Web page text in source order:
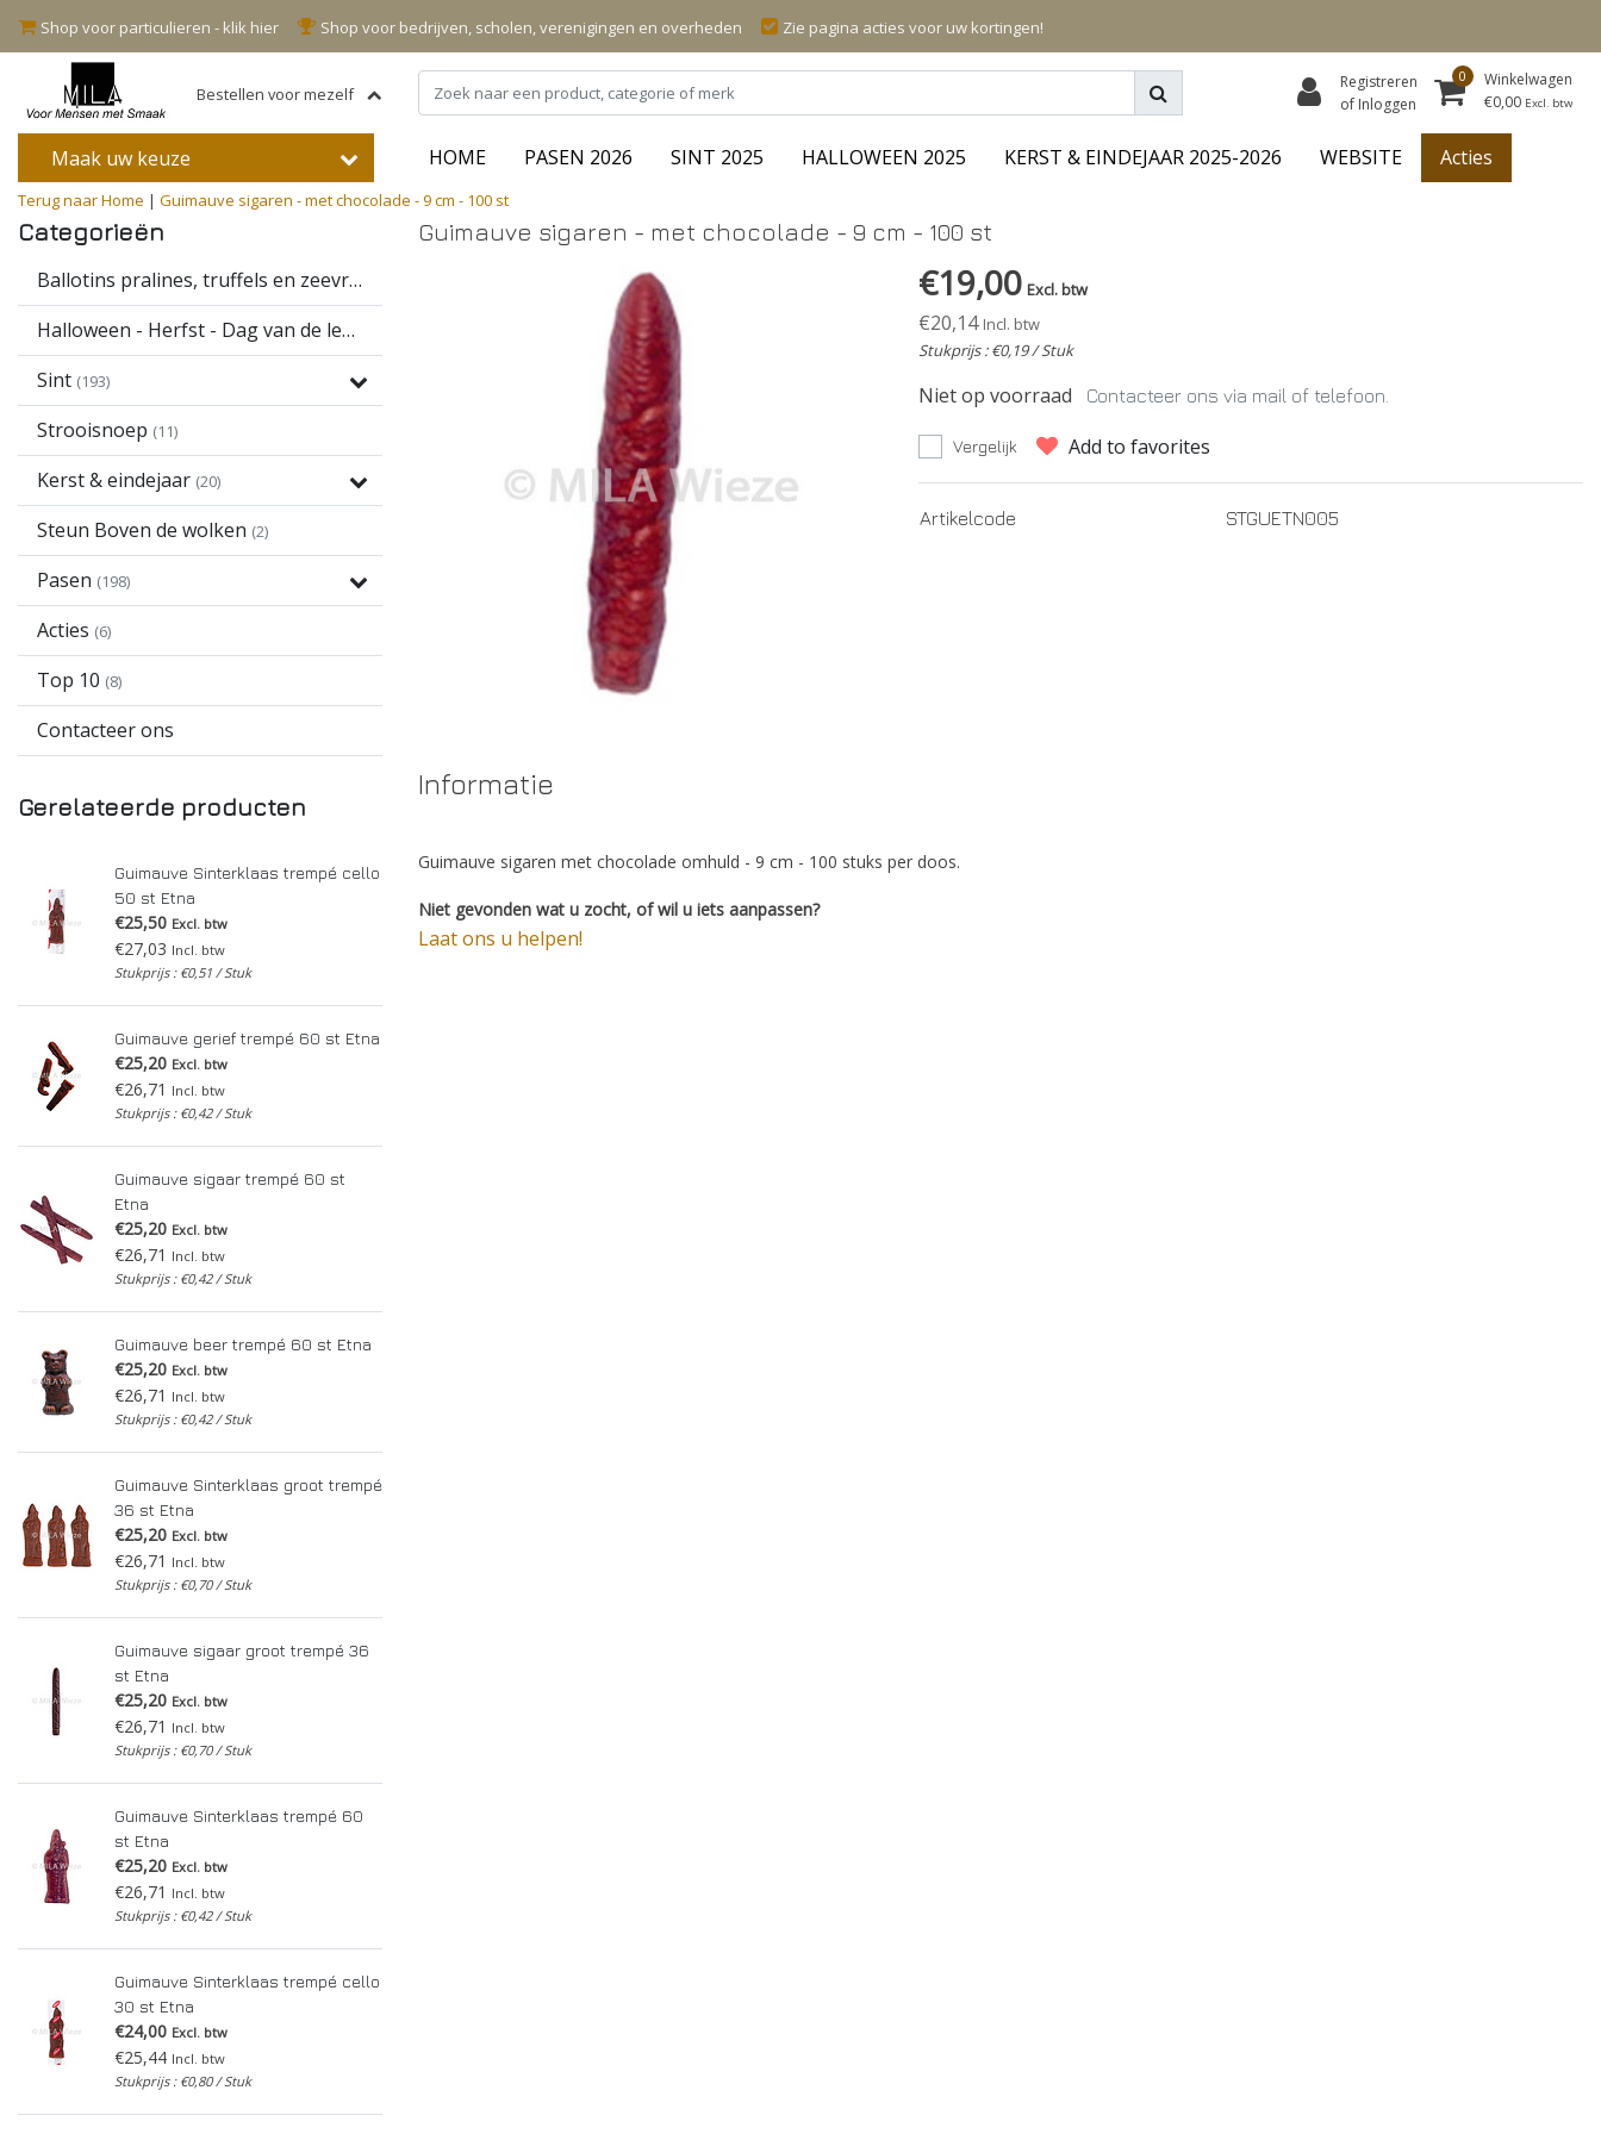
Shop voor particulieren - klik hier Shop voor bedrijven, scholen, verenigingen en overheden Zie pagina acties voor uw kortingen!
Bestellen voor mezelf
Registreren
of Inloggen
0
Winkelwagen
€0,00 Excl. btw
Maak uw keuze HOME PASEN 2026 SINT 2025 HALLOWEEN 2025 KERST & EINDEJAAR 2025-2026 WEBSITE Acties
Terug naar Home | Guimauve sigaren - met chocolade - 9 cm - 100 st
Categorieën
Ballotins pralines, truffels en zeevruchten
Halloween - Herfst - Dag van de leerkracht
Sint (193)
Strooisnoep (11)
Kerst & eindejaar (20)
Steun Boven de wolken (2)
Pasen (198)
Acties (6)
Top 10 (8)
Contacteer ons
Gerelateerde producten
Guimauve Sinterklaas trempé cello
50 st Etna
€25,50 Excl. btw
€27,03 Incl. btw
Stukprijs : €0,51 / Stuk
Guimauve gerief trempé 60 st Etna
€25,20 Excl. btw
€26,71 Incl. btw
Stukprijs : €0,42 / Stuk
Guimauve sigaar trempé 60 st
Etna
€25,20 Excl. btw
€26,71 Incl. btw
Stukprijs : €0,42 / Stuk
Guimauve beer trempé 60 st Etna
€25,20 Excl. btw
€26,71 Incl. btw
Stukprijs : €0,42 / Stuk
Guimauve Sinterklaas groot trempé
36 st Etna
€25,20 Excl. btw
€26,71 Incl. btw
Stukprijs : €0,70 / Stuk
Guimauve sigaar groot trempé 36
st Etna
€25,20 Excl. btw
€26,71 Incl. btw
Stukprijs : €0,70 / Stuk
Guimauve Sinterklaas trempé 60
st Etna
€25,20 Excl. btw
€26,71 Incl. btw
Stukprijs : €0,42 / Stuk
Guimauve Sinterklaas trempé cello
30 st Etna
€24,00 Excl. btw
€25,44 Incl. btw
Stukprijs : €0,80 / Stuk
Guimauve sigaren - met chocolade - 9 cm - 100 st
€19,00 Excl. btw
€20,14 Incl. btw
Stukprijs : €0,19 / Stuk
Niet op voorraad Contacteer ons via mail of telefoon.
Vergelijk Add to favorites
Artikelcode STGUETN005
Informatie
Guimauve sigaren met chocolade omhuld - 9 cm - 100 stuks per doos.
Niet gevonden wat u zocht, of wil u iets aanpassen?
Laat ons u helpen!